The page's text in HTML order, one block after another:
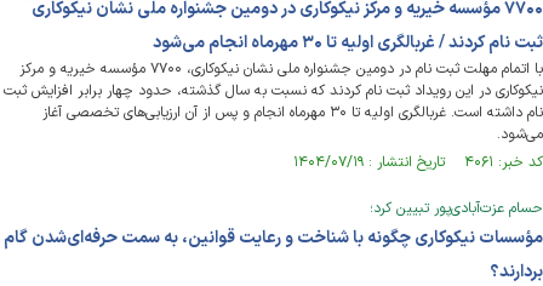
۷۷۰۰ مؤسسه خیریه و مرکز نیکوکاری در دومین جشنواره ملی نشان نیکوکاری
ثبت نام کردند / غربالگری اولیه تا ۳۰ مهرماه انجام می‌شود
با اتمام مهلت ثبت نام در دومین جشنواره ملی نشان نیکوکاری، ۷۷۰۰ مؤسسه خیریه و مرکز
نیکوکاری در این رویداد ثبت نام کردند که نسبت به سال گذشته، حدود چهار برابر افزایش ثبت
نام داشته است. غربالگری اولیه تا ۳۰ مهرماه انجام و پس از آن ارزیابی‌های تخصصی آغاز
می‌شود.
کد خبر: ۴۰۶۱ تاریخ انتشار : ۱۴۰۴/۰۷/۱۹
حسام عزت‌آبادی‌پور تبیین کرد؛
مؤسسات نیکوکاری چگونه با شناخت و رعایت قوانین، به سمت حرفه‎‌ای‌شدن گام
بردارند؟